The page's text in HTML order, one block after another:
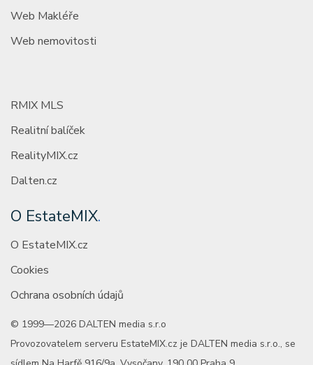
Web Makléře
Web nemovitosti
RMIX MLS
Realitní balíček
RealityMIX.cz
Dalten.cz
O EstateMIX.
O EstateMIX.cz
Cookies
Ochrana osobních údajů
© 1999—2026 DALTEN media s.r.o
Provozovatelem serveru EstateMIX.cz je DALTEN media s.r.o., se